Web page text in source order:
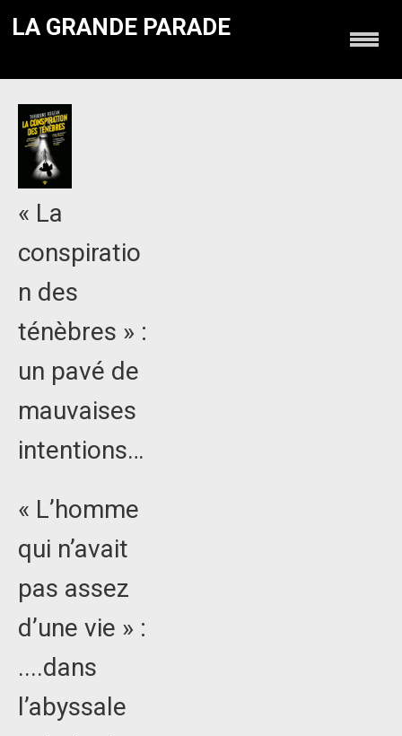
LA GRANDE PARADE
« La
conspiratio
n des
ténèbres » :
un pavé de
mauvaises
intentions…
« L’homme
qui n’avait
pas assez
d’une vie » :
....dans
l’abyssale